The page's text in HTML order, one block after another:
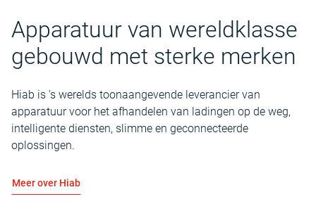
Apparatuur van wereldklasse
gebouwd met sterke merken
Hiab is 's werelds toonaangevende leverancier van
apparatuur voor het afhandelen van ladingen op de weg,
intelligente diensten, slimme en geconnecteerde
oplossingen.
Meer over Hiab